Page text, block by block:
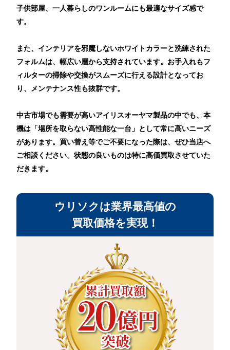
子供部屋、一人暮らしのワンルームにも最適なサイズ感で
す。
また、インテリアを邪魔しないホワイトカラーと洗練された
フォルムは、幅広い層から支持されています。お手入れもフ
ィルターの掃除や交換がスムーズに行える設計となってお
り、メンテナンス性も抜群です。
中古市場でも需要が高いアイリスオーヤマ製品の中でも、本
機は「場所を取らない高性能な一台」として常に高いニーズ
があります。買い替え等でご不要になった際は、ぜひ当店へ
ご相談ください。状態の良いものは特に高価買取させていた
だきます。
ウリソクは業界最高値の
買取価格を実現！